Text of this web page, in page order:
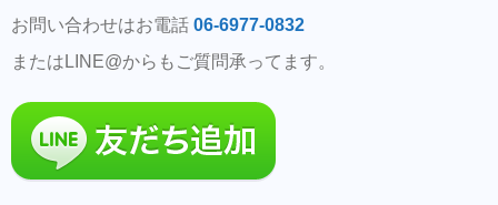
お問い合わせはお電話 06-6977-0832
またはLINE@からもご質問承ってます。